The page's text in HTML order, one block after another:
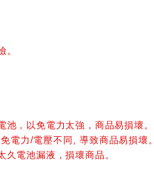
。
，以免電力太強，商品易損壞。
電力/電壓不同, 導致商品易損壞。
電池漏液，損壞商品。